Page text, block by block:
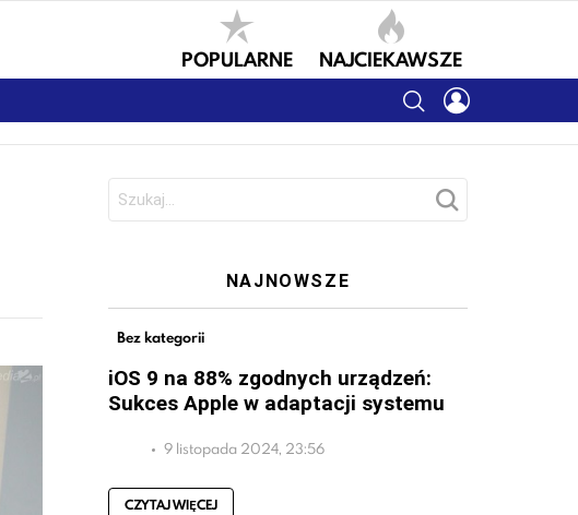
POPULARNE NAJCIEKAWSZE
SEARCH
NAJNOWSZE
Bez kategorii
iOS 9 na 88% zgodnych urządzeń:
Sukces Apple w adaptacji systemu
9 listopada 2024, 23:56
CZYTAJ WIĘCEJ